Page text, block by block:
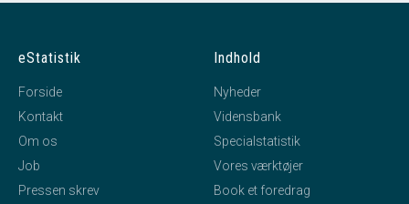
eStatistik
Forside
Kontakt
Om os
Job
Pressen skrev
Indhold
Nyheder
Vidensbank
Specialstatistik
Vores værktøjer
Book et foredrag